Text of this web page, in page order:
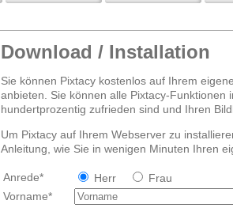
Download / Installation
Sie können Pixtacy kostenlos auf Ihrem
anbieten. Sie können alle Pixtacy-
hundertprozentig zufrieden sind und Ihren
Um Pixtacy auf Ihrem Webserver zu
Anleitung, wie Sie in wenigen Minuten Ihren
Anrede* Herr
Frau
Vorname*